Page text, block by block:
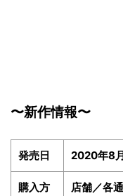
〜新作情報〜
発売日 2020年8
購入方
店舗／各